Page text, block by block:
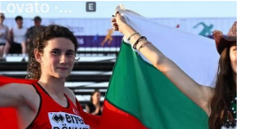
Şampiyonu
Lanlana
Tararudee!
için